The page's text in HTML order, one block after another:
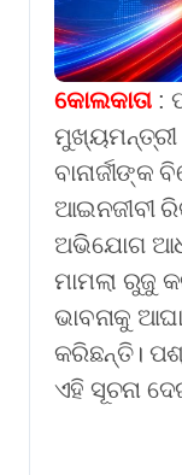
କୋଲକାତା:
ମୁଖ୍ୟମନ୍ତ୍ରୀ
ବାନାର୍ଜୀଙ୍କ
ଆଇନଜୀବୀ
ଅଭିଯୋଗ
ମାମଲା ରୁଜୁ
ଭାବନାକୁ
କରିଛନ୍ତି।
ଏହି ସୂଚନା